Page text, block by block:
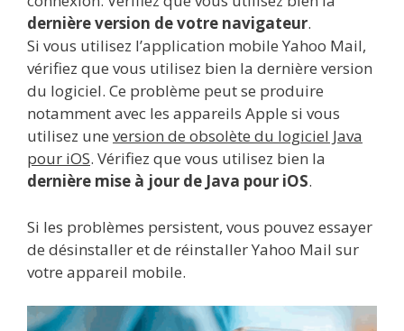
dernière version de votre navigateur.
Si vous utilisez l’application mobile Yahoo Mail,
vérifiez que vous utilisez bien la dernière version
du logiciel. Ce problème peut se produire
notamment avec les appareils Apple si vous
utilisez une version de obsolète du logiciel Java
pour iOS. Vérifiez que vous utilisez bien la
dernière mise à jour de Java pour iOS.
Si les problèmes persistent, vous pouvez essayer
de désinstaller et de réinstaller Yahoo Mail sur
votre appareil mobile.